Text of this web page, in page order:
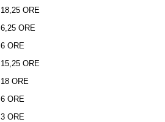
18,25 ORE
6,25 ORE
6 ORE
15,25 ORE
18 ORE
6 ORE
3 ORE